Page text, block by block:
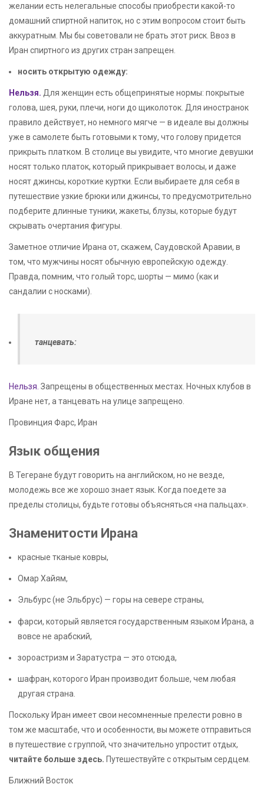
желании есть нелегальные способы приобрести какой-то
домашний спиртной напиток, но с этим вопросом стоит быть
аккуратным. Мы бы советовали не брать этот риск. Ввоз в
Иран спиртного из других стран запрещен.
носить открытую одежду:
Нельзя. Для женщин есть общепринятые нормы: покрытые
голова, шея, руки, плечи, ноги до щиколоток. Для иностранок
правило действует, но немного мягче — в идеале вы должны
уже в самолете быть готовыми к тому, что голову придется
прикрыть платком. В столице вы увидите, что многие девушки
носят только платок, который прикрывает волосы, и даже
носят джинсы, короткие куртки. Если выбираете для себя в
путешествие узкие брюки или джинсы, то предусмотрительно
подберите длинные туники, жакеты, блузы, которые будут
скрывать очертания фигуры.
Заметное отличие Ирана от, скажем, Саудовской Аравии, в
том, что мужчины носят обычную европейскую одежду.
Правда, помним, что голый торс, шорты — мимо (как и
сандалии с носками).
танцевать:
Нельзя. Запрещены в общественных местах. Ночных клубов в
Иране нет, а танцевать на улице запрещено.
Провинция Фарс, Иран
Язык общения
В Тегеране будут говорить на английском, но не везде,
молодежь все же хорошо знает язык. Когда поедете за
пределы столицы, будьте готовы объясняться «на пальцах».
Знаменитости Ирана
красные тканые ковры,
Омар Хайям,
Эльбурс (не Эльбрус) — горы на севере страны,
фарси, который является государственным языком Ирана, а
вовсе не арабский,
зороастризм и Заратустра — это отсюда,
шафран, которого Иран производит больше, чем любая
другая страна.
Поскольку Иран имеет свои несомненные прелести ровно в
том же масштабе, что и особенности, вы можете отправиться
в путешествие с группой, что значительно упростит отдых,
читайте больше здесь. Путешествуйте с открытым сердцем.
Ближний Восток